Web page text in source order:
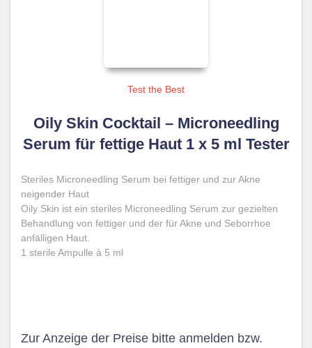
Test the Best
Oily Skin Cocktail – Microneedling
Serum für fettige Haut 1 x 5 ml Tester
Steriles Microneedling Serum bei fettiger und zur Akne
neigender Haut
Oily Skin ist ein steriles Microneedling Serum zur gezielten
Behandlung von fettiger und der für Akne und Seborrhoe
anfälligen Haut.
1 sterile Ampulle à 5 ml
Zur Anzeige der Preise bitte anmelden bzw.